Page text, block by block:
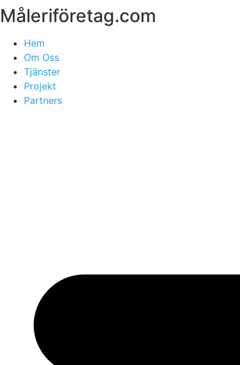
Skip
to
content
Måleriföretag.com
Hem
Om Oss
Tjänster
Projekt
Partners